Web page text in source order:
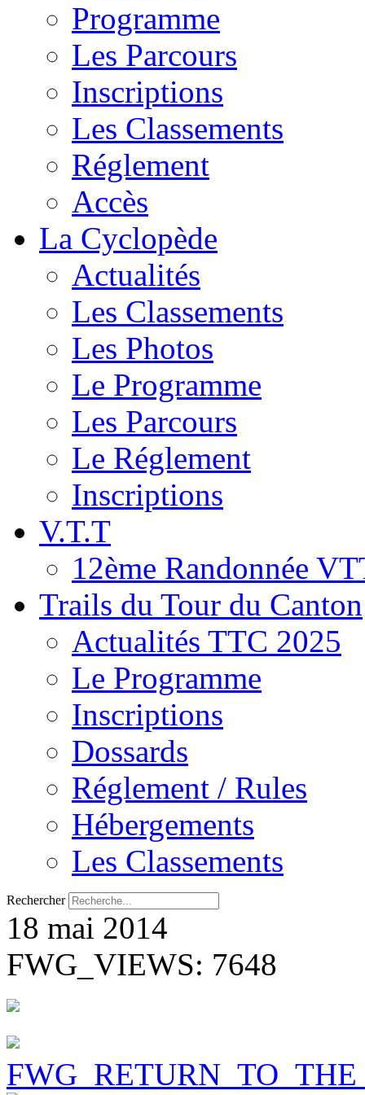
Programme
Les Parcours
Inscriptions
Les Classements
Réglement
Accès
La Cyclopède
Actualités
Les Classements
Les Photos
Le Programme
Les Parcours
Le Réglement
Inscriptions
V.T.T
12ème Randonnée
Trails du Tour du Canton
Actualités TTC 2025
Le Programme
Inscriptions
Dossards
Réglement / Rules
Hébergements
Les Classements
Rechercher
18 mai 2014
FWG_VIEWS: 7648